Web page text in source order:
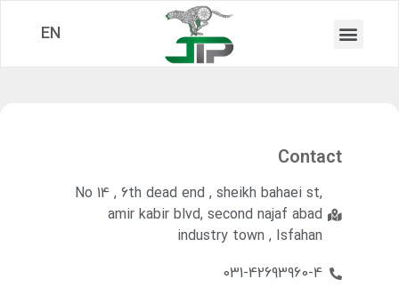
EN
Contact
No 14 , 6th dead end , sheikh bahaei st,
amir kabir blvd, second najaf abad
industry town , Isfahan
031-42693960-4